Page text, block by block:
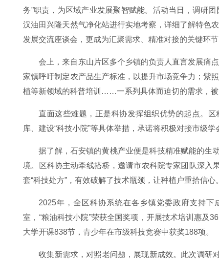
务”职责，为区域产业发展聚智赋能。活动当日，调研
汉油田兴隆天然气净化站进行实地考察，详细了解特色
发展交流座谈会，更成为汇聚需求、精准对接的关键环
会上，来自东山片区多个乡镇的负责人直言发展痛
家镇呼吁制定农产品生产标准，以提升市场竞争力；紫
植等新领域的科普培训……一系列具体而迫切的需求，被
直面这些难题，正是科协发挥组织优势的起点。
库、建设“科技小院”等具体举措，承诺将积极对接市级
据了解，石安镇的黄桃产业便是科技精准赋能的生
境。区科协主动牵线搭桥，邀请市农科院专家团队深入
套“科技处方”，有效破解了技术瓶颈，让种植户重拾信心
2025年，全区科协系统在各乡镇党委政府支持下
室，“粮油科技小院”荣获全国奖项，开展技术培训惠及
大学开课838节，青少年在市级科技竞赛中获奖188项。
收集新需求，对照老问题，展现新成效。此次调